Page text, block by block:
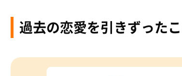
過去の恋愛を引きずった